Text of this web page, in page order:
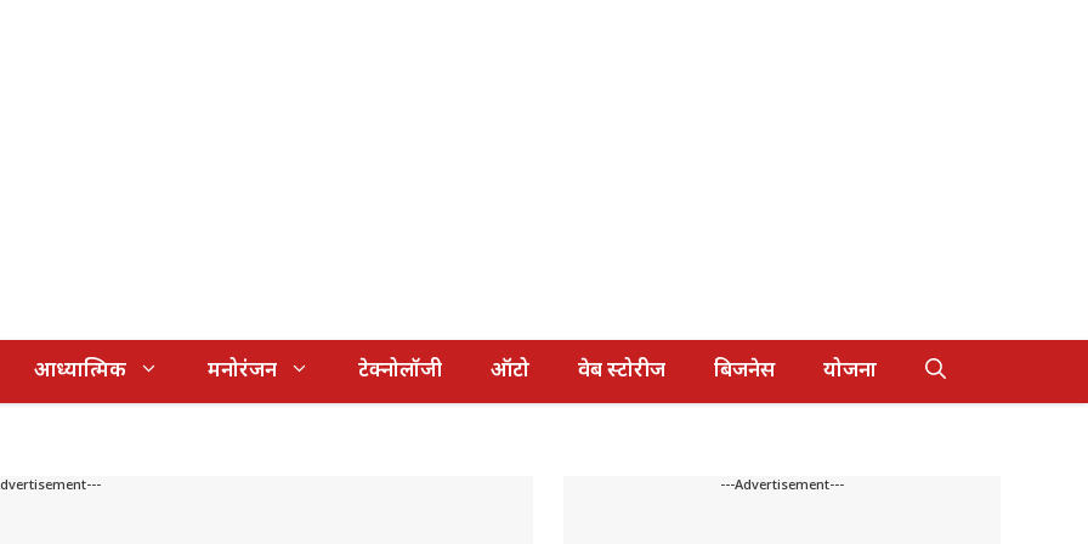
आध्यात्मिक मनोरंजन टेक्नोलॉजी ऑटो वेब स्टोरीज बिजनेस योजना
---Advertisement---